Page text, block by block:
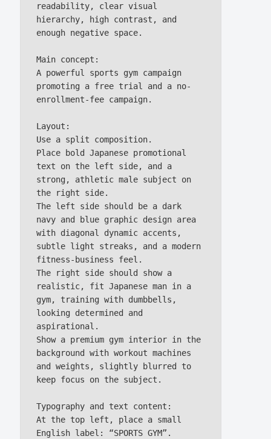
readability, clear visual
hierarchy, high contrast, and
enough negative space.
Main concept:
A powerful sports gym campaign
promoting a free trial and a no-
enrollment-fee campaign.
Layout:
Use a split composition.
Place bold Japanese promotional
text on the left side, and a
strong, athletic male subject on
the right side.
The left side should be a dark
navy and blue graphic design area
with diagonal dynamic accents,
subtle light streaks, and a modern
fitness-business feel.
The right side should show a
realistic, fit Japanese man in a
gym, training with dumbbells,
looking determined and
aspirational.
Show a premium gym interior in the
background with workout machines
and weights, slightly blurred to
keep focus on the subject.
Typography and text content:
At the top left, place a small
English label: “SPORTS GYM”.